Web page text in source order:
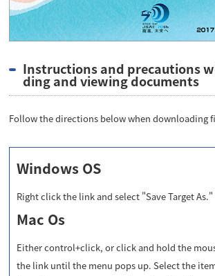
Instructions and precautions
ding and viewing documents
Follow the directions below when downloading
Windows OS
Right click the link and select "Save Target As."
Mac Os
Either control+click, or click and hold the
the link until the menu pops up. Select the